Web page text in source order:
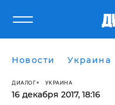
Новости Украина
ДИАЛОГ УКРАИНА
16 декабря 2017, 18:16